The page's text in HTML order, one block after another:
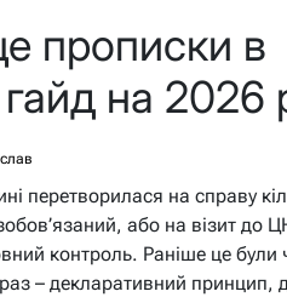
прописки в
на 2026
перетворилася на справу
або на візит до
контроль. Раніше це були
– декларативний принцип,